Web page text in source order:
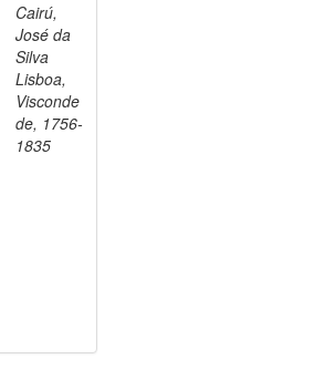
Cairú,
José da
Silva
Lisboa,
Visconde
de, 1756-
1835